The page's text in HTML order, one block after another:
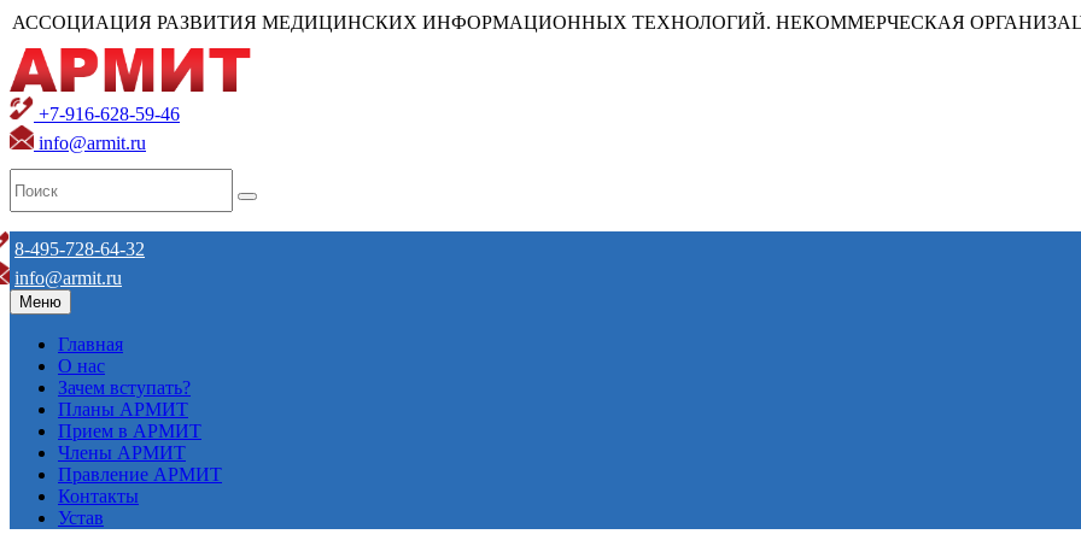
АССОЦИАЦИЯ РАЗВИТИЯ МЕДИЦИНСКИХ ИНФОРМАЦИОННЫХ ТЕХНОЛОГИЙ. НЕКОММЕРЧЕСКАЯ
+7-916-628-59-46
info@armit.ru
8-495-728-64-32
info@armit.ru
Меню
Главная
О нас
Зачем вступать?
Планы АРМИТ
Прием в АРМИТ
Члены АРМИТ
Правление АРМИТ
Контакты
Устав